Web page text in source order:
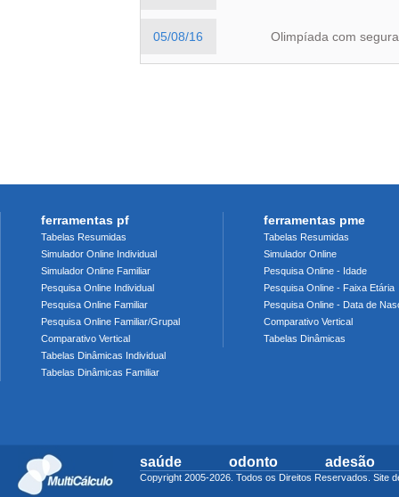
05/08/16 Olimpíada com
ferramentas pf
Tabelas Resumidas
Simulador Online Individual
Simulador Online Familiar
Pesquisa Online Individual
Pesquisa Online Familiar
Pesquisa Online Familiar/Grupal
Comparativo Vertical
Tabelas Dinâmicas Individual
Tabelas Dinâmicas Familiar
ferramentas pme
Tabelas Resumidas
Simulador Online
Pesquisa Online - Idade
Pesquisa Online - Faixa Etária
Pesquisa Online - Data de
Comparativo Vertical
Tabelas Dinâmicas
saúde odonto adesão
Copyright 2005-2026. Todos os Direitos Reservados. Site